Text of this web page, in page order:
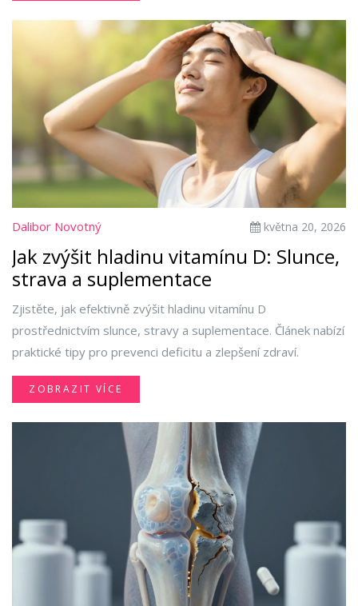
Dalibor Novotný května 20, 2026
Jak zvýšit hladinu vitamínu D: Slunce,
strava a suplementace
Zjistěte, jak efektivně zvýšit hladinu vitamínu D
prostřednictvím slunce, stravy a suplementace. Článek nabízí
praktické tipy pro prevenci deficitu a zlepšení zdraví.
ZOBRAZIT VÍCE